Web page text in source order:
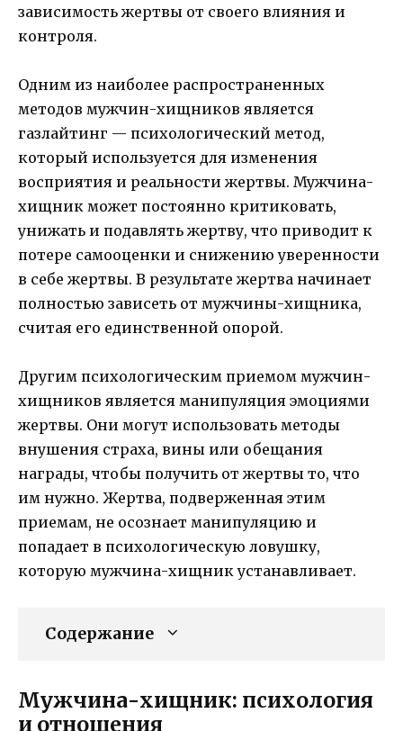
зависимость жертвы от своего влияния и
контроля.
Одним из наиболее распространенных
методов мужчин-хищников является
газлайтинг — психологический метод,
который используется для изменения
восприятия и реальности жертвы. Мужчина-
хищник может постоянно критиковать,
унижать и подавлять жертву, что приводит к
потере самооценки и снижению уверенности
в себе жертвы. В результате жертва начинает
полностью зависеть от мужчины-хищника,
считая его единственной опорой.
Другим психологическим приемом мужчин-
хищников является манипуляция эмоциями
жертвы. Они могут использовать методы
внушения страха, вины или обещания
награды, чтобы получить от жертвы то, что
им нужно. Жертва, подверженная этим
приемам, не осознает манипуляцию и
попадает в психологическую ловушку,
которую мужчина-хищник устанавливает.
Содержание
Мужчина-хищник: психология
и отношения